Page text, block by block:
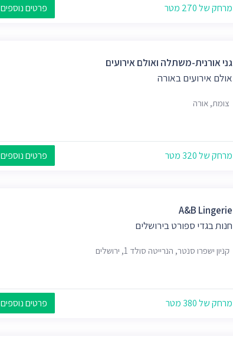
מרחק של 270 מטר פרטים נוספים
גני אורנית-משתלה ואולם אירועים
אולם אירועים באורה
צומת, אורה
מרחק של 320 מטר פרטים נוספים
A&B Lingerie
חנות בגדי ספורט בירושלים
קניון ישפרו סנטר, הנרייטה סולד 1, ירושלים
מרחק של 380 מטר פרטים נוספים